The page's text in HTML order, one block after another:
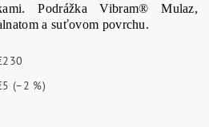
Podrážka Vibram® Mulaz,
a suťovom povrchu.
(–2 %)